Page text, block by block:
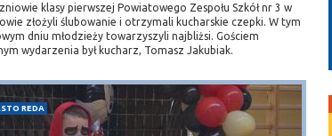
klasy pierwszej Powiatowego Zespołu Szkół nr 3 w
złożyli ślubowanie i otrzymali kucharskie czepki. W tym
dniu młodzieży towarzyszyli najbliżsi. Gościem
wydarzenia był kucharz, Tomasz Jakubiak.
REDA